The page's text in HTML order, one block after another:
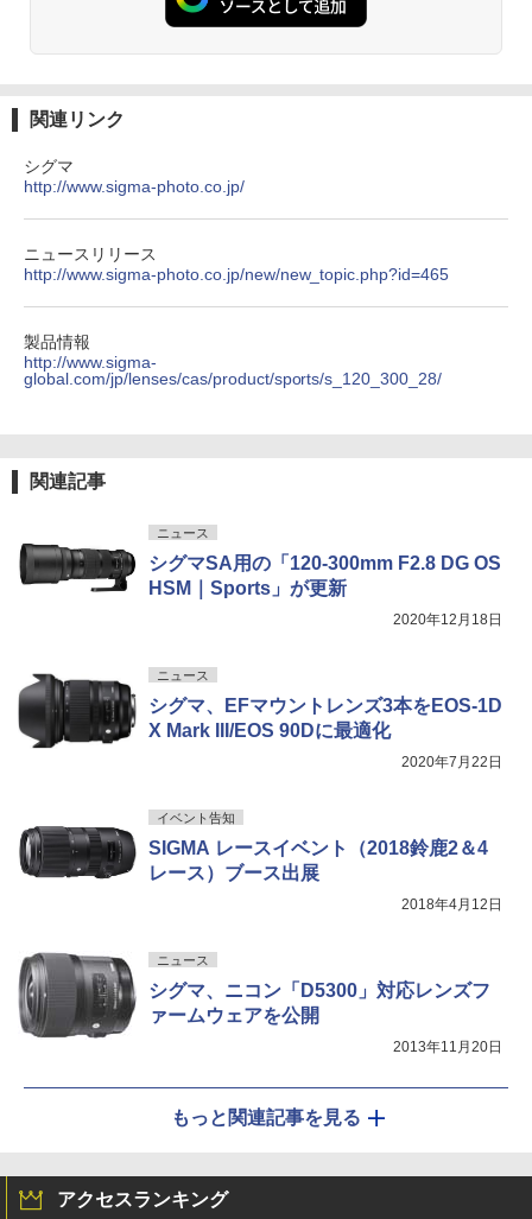
関連リンク
シグマ
http://www.sigma-photo.co.jp/
ニュースリリース
http://www.sigma-photo.co.jp/new/new_topic.php?id=465
製品情報
http://www.sigma-
global.com/jp/lenses/cas/product/sports/s_120_300_28/
関連記事
ニュース
シグマSA用の「120-300mm F2.8 DG OS
HSM｜Sports」が更新
2020年12月18日
ニュース
シグマ、EFマウントレンズ3本をEOS-1D
X Mark III/EOS 90Dに最適化
2020年7月22日
イベント告知
SIGMA レースイベント（2018鈴鹿2＆4
レース）ブース出展
2018年4月12日
ニュース
シグマ、ニコン「D5300」対応レンズフ
ァームウェアを公開
2013年11月20日
もっと関連記事を見る
アクセスランキング